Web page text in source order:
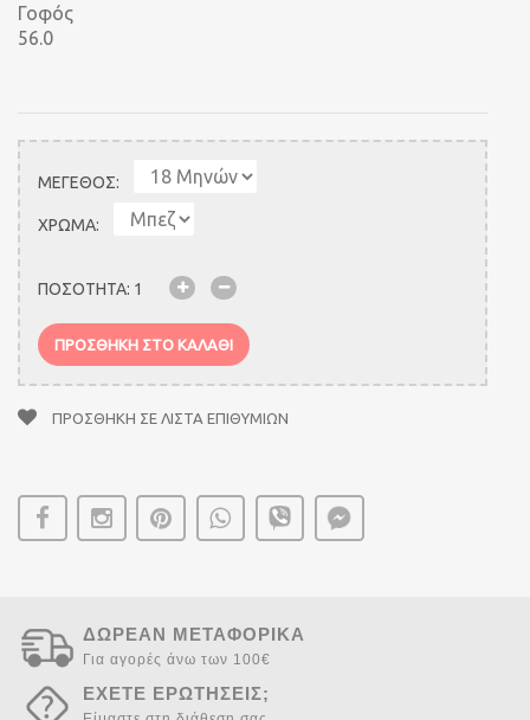
Γοφός
56.0
ΜΕΓΕΘΟΣ:
ΧΡΩΜΑ:
ΠΟΣΟΤΗΤΑ: 1
ΠΡΟΣΘΗΚΗ ΣΤΟ ΚΑΛΑΘΙ
ΠΡΟΣΘΗΚΗ ΣΕ ΛΙΣΤΑ ΕΠΙΘΥΜΙΩΝ
Το όνομα σας
ΔΩΡΕΑΝ ΜΕΤΑΦΟΡΙΚΑ
Για αγορές άνω των 100€
ΕΧΕΤΕ ΕΡΩΤΗΣΕΙΣ;